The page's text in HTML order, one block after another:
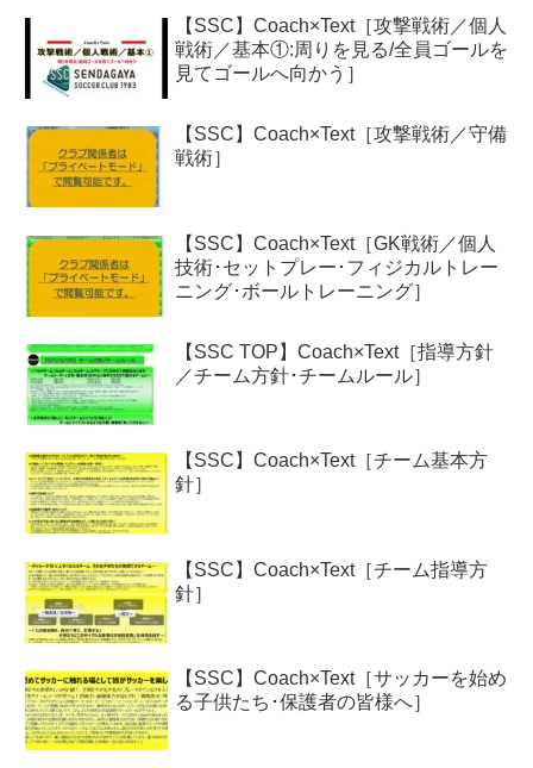
【SSC】Coach×Text［攻撃戦術／個人
戦術／基本①:周りを見る/全員ゴールを
見てゴールへ向かう］
【SSC】Coach×Text［攻撃戦術／守備
戦術］
【SSC】Coach×Text［GK戦術／個人
技術･セットプレー･フィジカルトレー
ニング･ボールトレーニング］
【SSC TOP】Coach×Text［指導方針
／チーム方針･チームルール］
【SSC】Coach×Text［チーム基本方
針］
【SSC】Coach×Text［チーム指導方
針］
【SSC】Coach×Text［サッカーを始め
る子供たち･保護者の皆様へ］